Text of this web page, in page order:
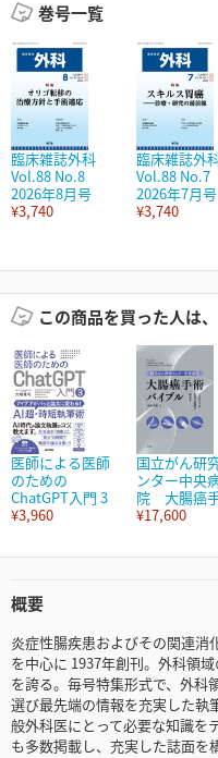
巻号一覧
臨床雑誌外科
Vol.88 No.8
2026年8月号
¥3,740
臨床雑誌外
Vol.88 No.7
2026年7月号
¥3,740
この商品を買った人は
医師による医師
のための
ChatGPT入門 3
¥3,960
国立がん研
ンター中央
院 大腸癌
¥17,600
概要
炎症性腸疾患およびその関連
を中心に 1937年創刊。外科領
を誇る。毎号特集形式で、外
選び最先端の情報を充実した執
般外科医にとって必要な知識を
も多数掲載し、充実した誌面を